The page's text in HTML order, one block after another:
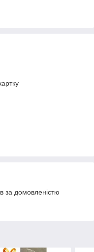
за домовленістю